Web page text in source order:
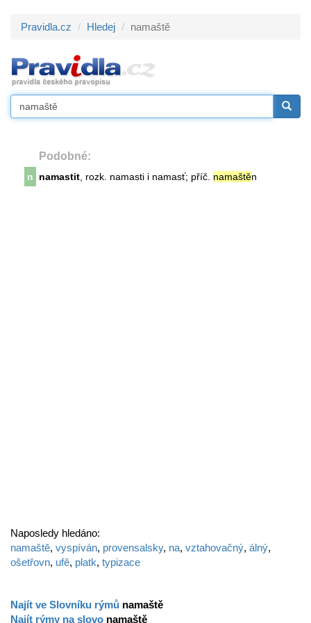
Pravidla.cz Hledej namaště
Podobné:
n namastit , rozk. namasti i namasť; příč. namaštěn
Naposledy hledáno:
namaště, vyspíván, provensalsky, na, vztahovačný, álný,
ošetřovn, ufě, platk, typizace
Najít ve Slovníku rýmů namaště
Najít rýmy na slovo namaště